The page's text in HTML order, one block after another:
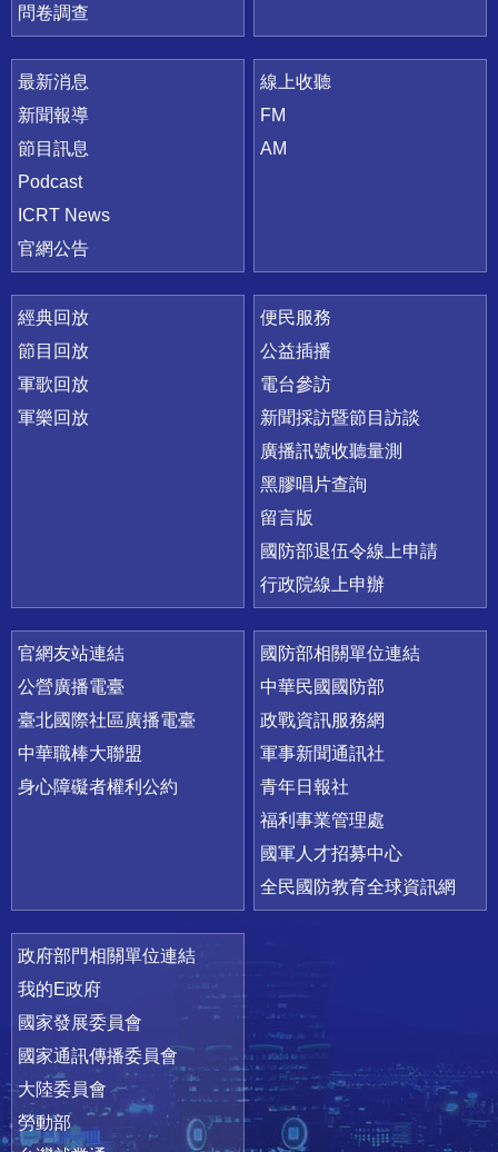
問卷調查
最新消息
新聞報導
節目訊息
Podcast
ICRT News
官網公告
線上收聽
FM
AM
經典回放
節目回放
軍歌回放
軍樂回放
便民服務
公益插播
電台參訪
新聞採訪暨節目訪談
廣播訊號收聽量測
黑膠唱片查詢
留言版
國防部退伍令線上申請
行政院線上申辦
官網友站連結
公營廣播電臺
臺北國際社區廣播電臺
中華職棒大聯盟
身心障礙者權利公約
國防部相關單位連結
中華民國國防部
政戰資訊服務網
軍事新聞通訊社
青年日報社
福利事業管理處
國軍人才招募中心
全民國防教育全球資訊網
政府部門相關單位連結
我的E政府
國家發展委員會
國家通訊傳播委員會
大陸委員會
勞動部